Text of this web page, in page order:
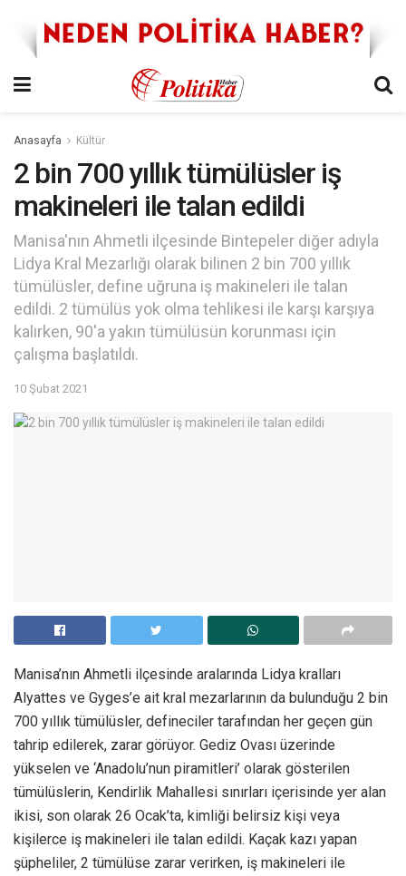
Anasayfa Kültür
2 bin 700 yıllık tümülüsler iş
makineleri ile talan edildi
Manisa'nın Ahmetli ilçesinde Bintepeler diğer adıyla
Lidya Kral Mezarlığı olarak bilinen 2 bin 700 yıllık
tümülüsler, define uğruna iş makineleri ile talan
edildi. 2 tümülüs yok olma tehlikesi ile karşı karşıya
kalırken, 90'a yakın tümülüsün korunması için
çalışma başlatıldı.
10 Şubat 2021
Manisa’nın Ahmetli ilçesinde aralarında Lidya kralları
Alyattes ve Gyges’e ait kral mezarlarının da bulunduğu 2 bin
700 yıllık tümülüsler, defineciler tarafından her geçen gün
tahrip edilerek, zarar görüyor. Gediz Ovası üzerinde
yükselen ve ‘Anadolu’nun piramitleri’ olarak gösterilen
tümülüslerin, Kendirlik Mahallesi sınırları içerisinde yer alan
ikisi, son olarak 26 Ocak’ta, kimliği belirsiz kişi veya
kişilerce iş makineleri ile talan edildi. Kaçak kazı yapan
şüpheliler, 2 tümülüse zarar verirken, iş makineleri ile